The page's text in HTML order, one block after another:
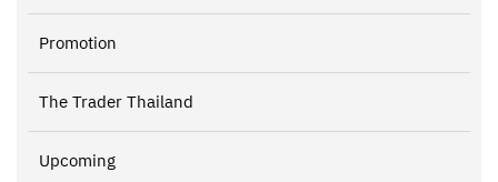
Promotion
The Trader Thailand
Upcoming